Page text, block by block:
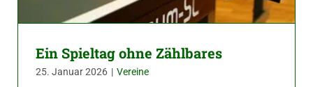
Ein Spieltag ohne Zählbares
25. Januar 2026 | Vereine